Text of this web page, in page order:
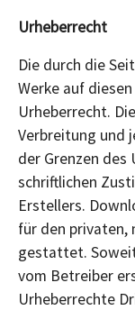
Urheberrecht
Die durch die
Werke auf
Urheberrecht.
Verbreitung und
der Grenzen
schriftlichen
Erstellers.
für den privaten,
gestattet.
vom Betreiber
Urheberrechte